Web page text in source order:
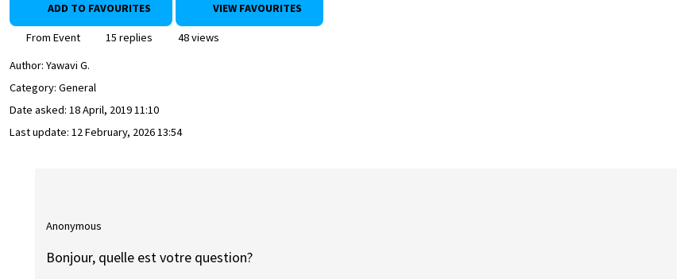
ADD TO FAVOURITES VIEW FAVOURITES
From Event 15 replies
48 views
Author: Yawavi G.
Category: General
Date asked: 18 April, 2019 11:10
Last update: 12 February, 2026 13:54
Anonymous
Bonjour, quelle est votre question?